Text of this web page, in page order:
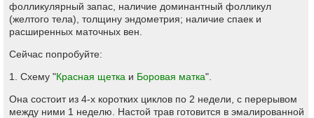
фолликулярный запас, наличие доминантный фолликул
(желтого тела), толщину эндометрия; наличие спаек и
расширенных маточных вен.
Сейчас попробуйте:
1. Схему "Красная щетка и Боровая матка".
Она состоит из 4-х коротких циклов по 2 недели, с перерывом
между ними 1 неделю. Настой трав готовится в эмалированной